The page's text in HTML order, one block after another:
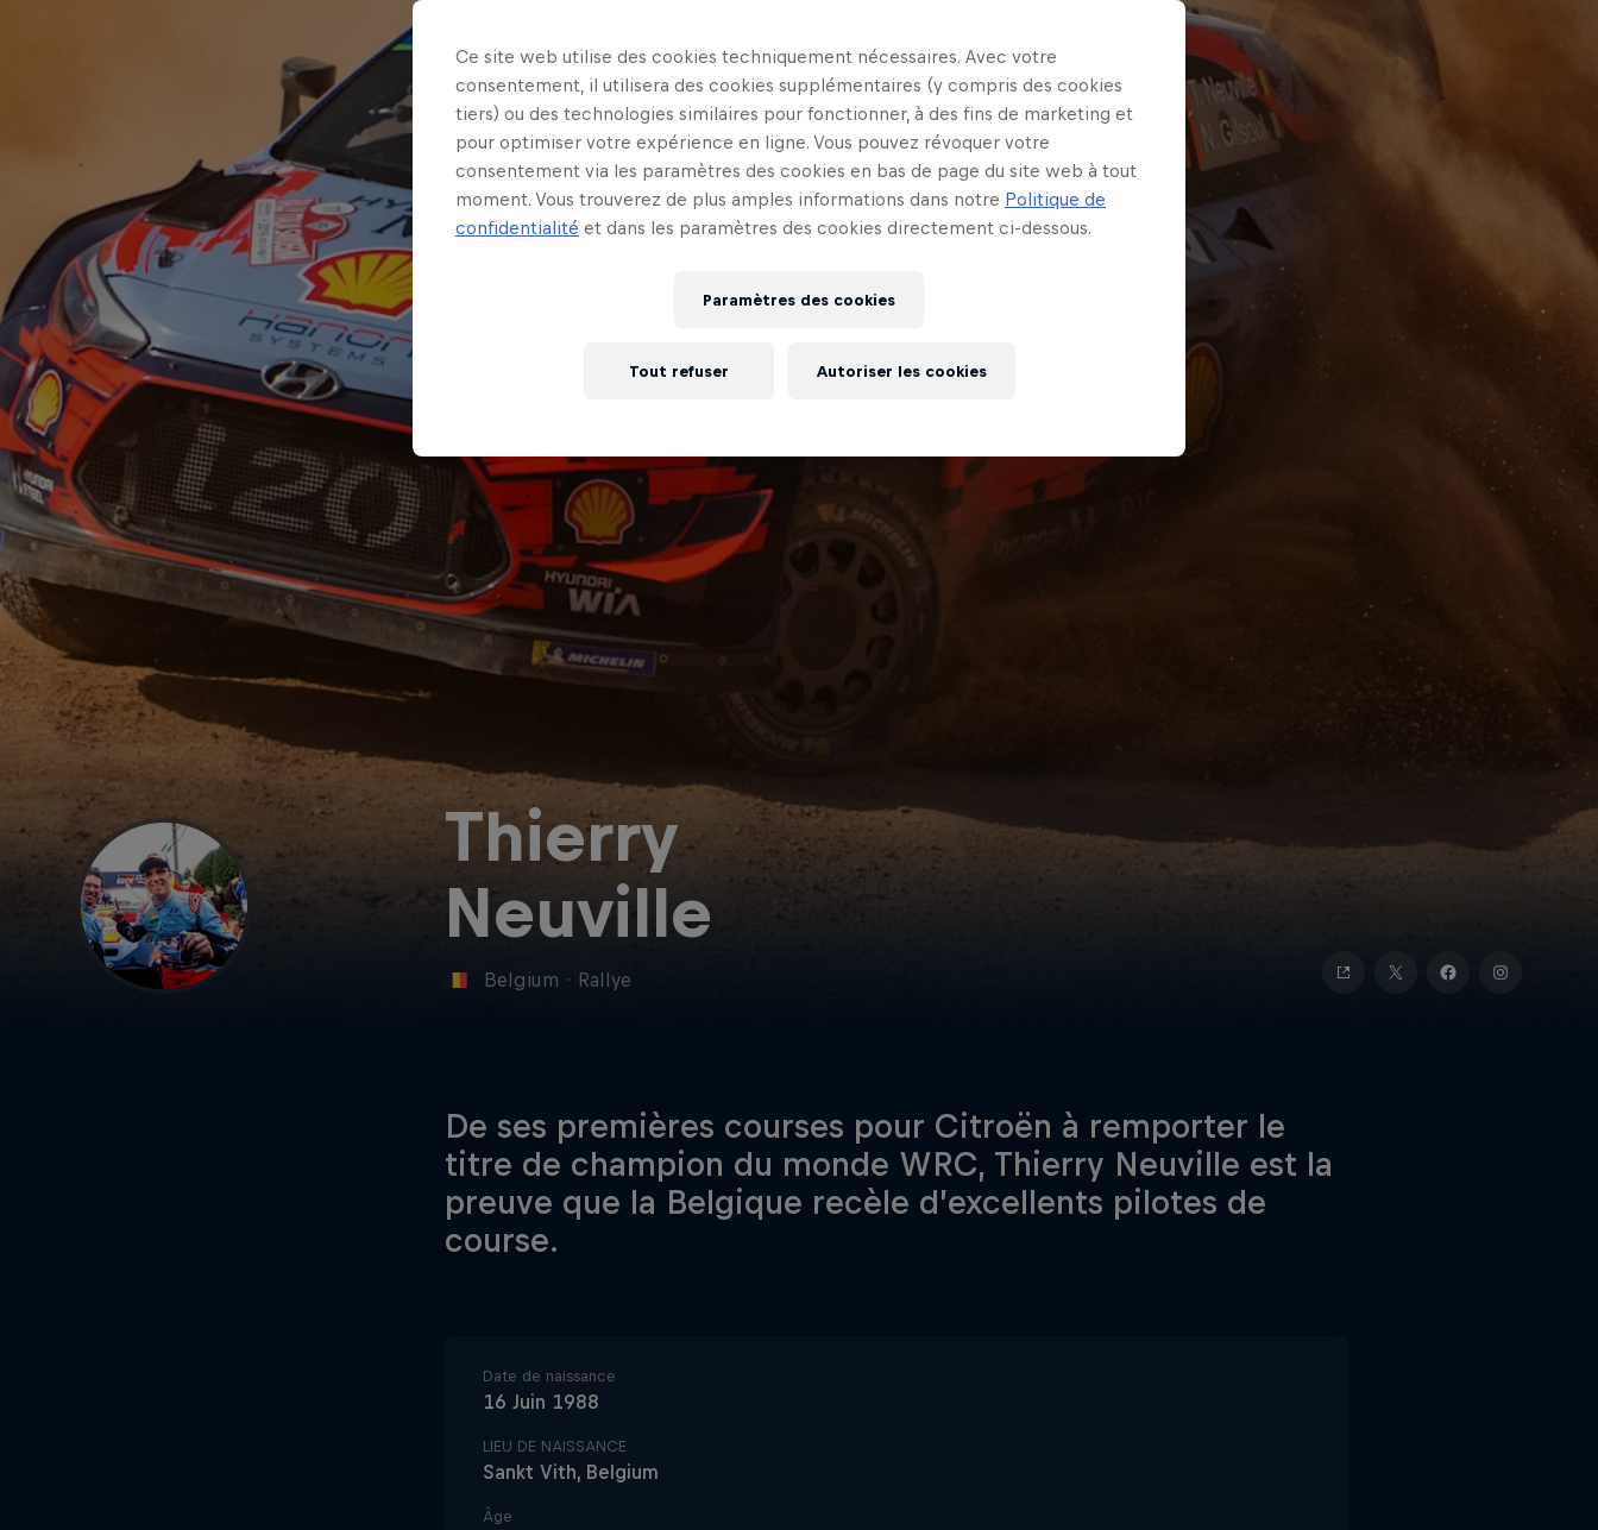
Thierry
Neuville
Belgium · Rallye
De ses premières courses pour Citroën à remporter le
titre de champion du monde WRC, Thierry Neuville est la
preuve que la Belgique recèle d’excellents pilotes de
course.
Date de naissance
16 Juin 1988
LIEU DE NAISSANCE
Sankt Vith, Belgium
Âge
Ce site web utilise des cookies techniquement nécessaires. Avec votre
consentement, il utilisera des cookies supplémentaires (y compris des cookies
tiers) ou des technologies similaires pour fonctionner, à des fins de marketing et
pour optimiser votre expérience en ligne. Vous pouvez révoquer votre
consentement via les paramètres des cookies en bas de page du site web à tout
moment. Vous trouverez de plus amples informations dans notre Politique de
confidentialité et dans les paramètres des cookies directement ci-dessous.
Paramètres des cookies
Tout refuser Autoriser les cookies